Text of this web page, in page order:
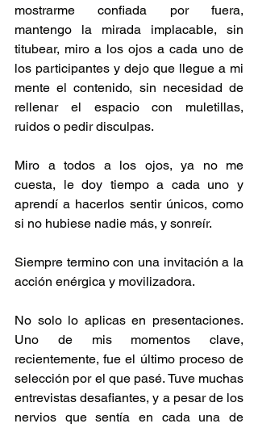
mostrarme confiada por fuera,
mantengo la mirada implacable, sin
titubear, miro a los ojos a cada uno de
los participantes y dejo que llegue a mi
mente el contenido, sin necesidad de
rellenar el espacio con muletillas,
ruidos o pedir disculpas.
Miro a todos a los ojos, ya no me
cuesta, le doy tiempo a cada uno y
aprendí a hacerlos sentir únicos, como
si no hubiese nadie más, y sonreír.
Siempre termino con una invitación a la
acción enérgica y movilizadora.
No solo lo aplicas en presentaciones.
Uno de mis momentos clave,
recientemente, fue el último proceso de
selección por el que pasé. Tuve muchas
entrevistas desafiantes, y a pesar de los
nervios que sentía en cada una de